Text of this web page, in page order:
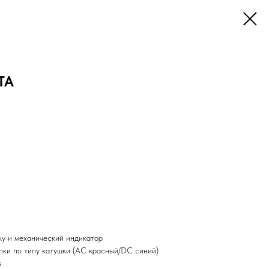
и механический индикатор
по типу катушки (AC красный/DC синий)